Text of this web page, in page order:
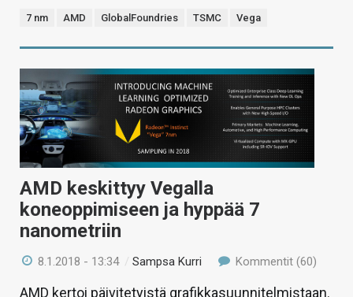
7 nm AMD GlobalFoundries TSMC Vega
AMD keskittyy Vegalla
koneoppimiseen ja hyppää 7
nanometriin
8.1.2018 - 13:34 /Sampsa Kurri Kommentit (60)
AMD kertoi päivitetyistä grafikkasuunnitelmistaan.